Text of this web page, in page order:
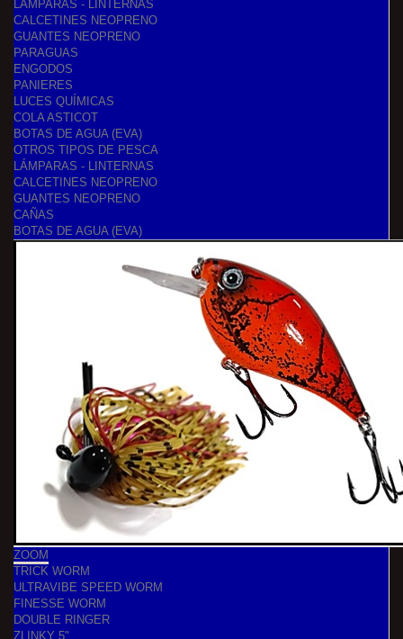
LÁMPARAS - LINTERNAS
CALCETINES NEOPRENO
GUANTES NEOPRENO
PARAGUAS
ENGODOS
PANIERES
LUCES QUÍMICAS
COLA ASTICOT
BOTAS DE AGUA (EVA)
OTROS TIPOS DE PESCA
LÁMPARAS - LINTERNAS
CALCETINES NEOPRENO
GUANTES NEOPRENO
CAÑAS
BOTAS DE AGUA (EVA)
ZOOM
TRICK WORM
ULTRAVIBE SPEED WORM
FINESSE WORM
DOUBLE RINGER
ZLINKY 5"